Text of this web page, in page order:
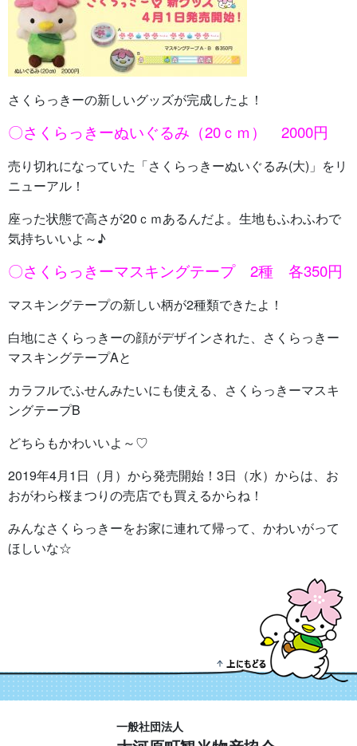
さくらっきーの新しいグッズが完成したよ！
〇さくらっきーぬいぐるみ（20ｃｍ） 2000円
売り切れになっていた「さくらっきーぬいぐるみ(大)」をリ
ニューアル！
座った状態で高さが20ｃｍあるんだよ。生地もふわふわで
気持ちいいよ～♪
〇さくらっきーマスキングテープ 2種 各350円
マスキングテープの新しい柄が2種類できたよ！
白地にさくらっきーの顔がデザインされた、さくらっきー
マスキングテープAと
カラフルでふせんみたいにも使える、さくらっきーマスキ
ングテープB
どちらもかわいいよ～♡
2019年4月1日（月）から発売開始！3日（水）からは、お
おがわら桜まつりの売店でも買えるからね！
みんなさくらっきーをお家に連れて帰って、かわいがって
ほしいな☆
一般社団法人